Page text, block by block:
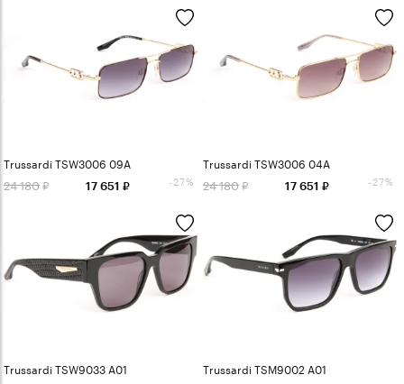
Trussardi TSW3006 09A
24 180 17 651 -27%
Trussardi TSW3006 04A
24 180 17 651 -27%
Trussardi TSW9033 A01 Trussardi TSM9002 A01